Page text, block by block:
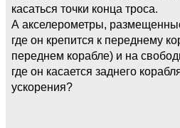
касаться точки конца троса.
А акселерометры,
где он крепится к переднему
переднем корабле) и на
где он касается заднего
ускорения?